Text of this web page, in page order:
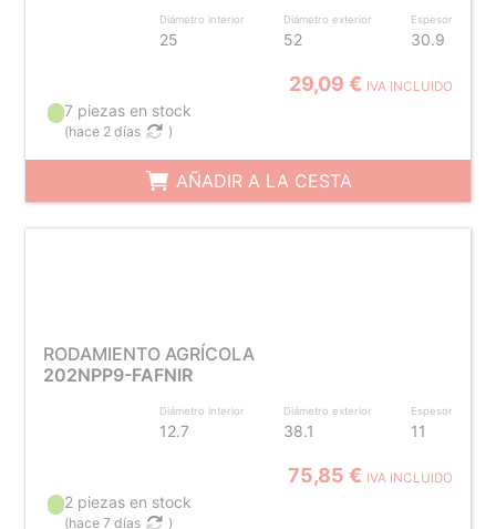
Diámetro interior
25
Diámetro exterior
52
Espesor
30.9
29,09 € IVA INCLUIDO
7 piezas en stock
(hace 2 días )
AÑADIR A LA CESTA
RODAMIENTO AGRÍCOLA
202NPP9-FAFNIR
Diámetro interior
12.7
Diámetro exterior
38.1
Espesor
11
75,85 € IVA INCLUIDO
2 piezas en stock
(hace 7 días )